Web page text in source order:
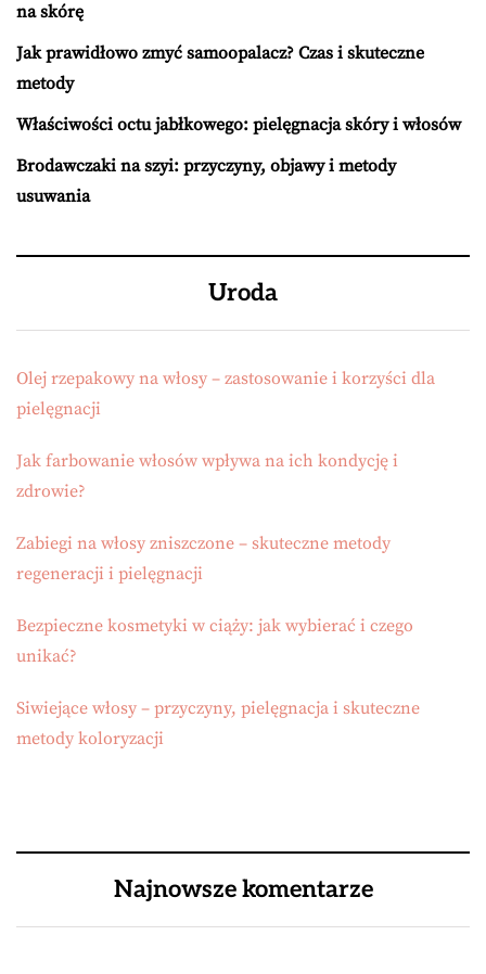
na skórę
Jak prawidłowo zmyć samoopalacz? Czas i skuteczne
metody
Właściwości octu jabłkowego: pielęgnacja skóry i włosów
Brodawczaki na szyi: przyczyny, objawy i metody
usuwania
Uroda
Olej rzepakowy na włosy – zastosowanie i korzyści dla
pielęgnacji
Jak farbowanie włosów wpływa na ich kondycję i
zdrowie?
Zabiegi na włosy zniszczone – skuteczne metody
regeneracji i pielęgnacji
Bezpieczne kosmetyki w ciąży: jak wybierać i czego
unikać?
Siwiejące włosy – przyczyny, pielęgnacja i skuteczne
metody koloryzacji
Najnowsze komentarze